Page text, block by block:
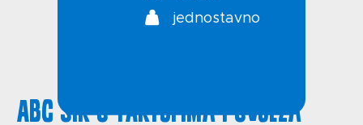
jednostavno
ABC sir s tartufima i svježa